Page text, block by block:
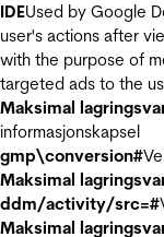
IDEUsed by Google
user's actions after
with the purpose of
targeted ads to the
Maksimal
informasjonskapsel
gmp\conversion#
Maksimal
ddm/activity/src=#
Maksimal